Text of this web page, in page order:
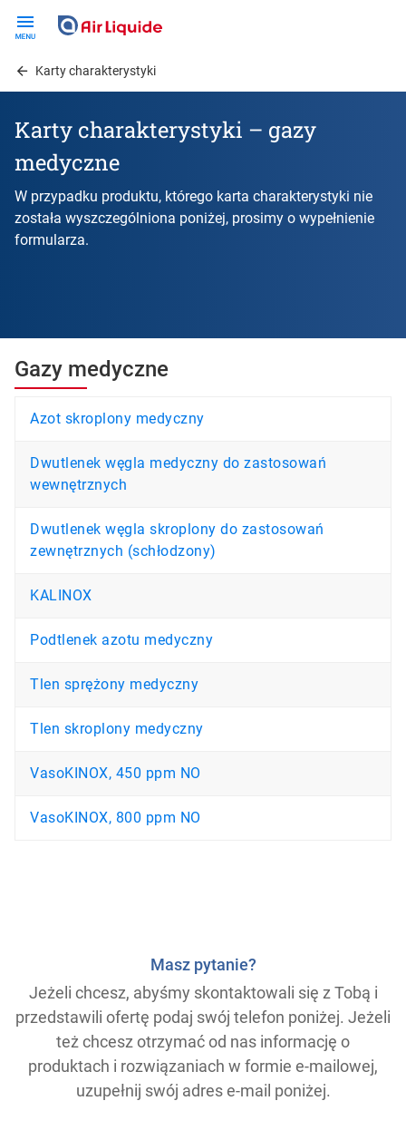
contentKarty charakterystyki
Karty charakterystyki – gazy
medyczne
W przypadku produktu, którego karta charakterystyki nie
została wyszczególniona poniżej, prosimy o wypełnienie
formularza.
Gazy medyczne
Azot skroplony medyczny
Dwutlenek węgla medyczny do zastosowań
wewnętrznych
Dwutlenek węgla skroplony do zastosowań
zewnętrznych (schłodzony)
KALINOX
Podtlenek azotu medyczny
Tlen sprężony medyczny
Tlen skroplony medyczny
VasoKINOX, 450 ppm NO
VasoKINOX, 800 ppm NO
Masz pytanie?
Jeżeli chcesz, abyśmy skontaktowali się z Tobą i
przedstawili ofertę podaj swój telefon poniżej. Jeżeli
też chcesz otrzymać od nas informację o
produktach i rozwiązaniach w formie e-mailowej,
uzupełnij swój adres e-mail poniżej.